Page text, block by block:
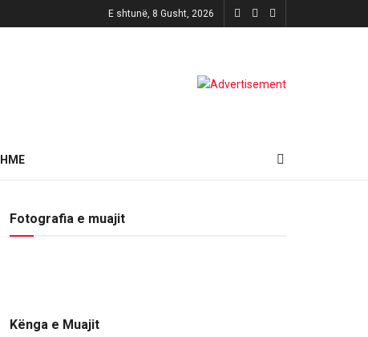
E shtunë, 8 Gusht, 2026
Fotografia e muajit
Kënga e Muajit